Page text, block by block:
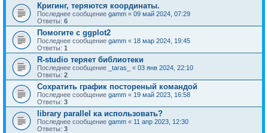
Кригинг, теряются координаты.
Последнее сообщение gamm « 09 май 2024, 07:29
Ответы: 6
Помогите с ggplot2
Последнее сообщение gamm « 18 мар 2024, 19:45
Ответы: 1
R-studio теряет библиотеки
Последнее сообщение _taras_ « 03 янв 2024, 22:10
Ответы: 2
Сохратить график постореный командой
Последнее сообщение gamm « 19 май 2023, 16:58
Ответы: 3
library parallel ка использовать?
Последнее сообщение gamm « 11 апр 2023, 12:30
Ответы: 3